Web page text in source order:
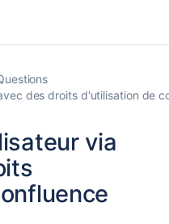
des droits d'utilisation de
via